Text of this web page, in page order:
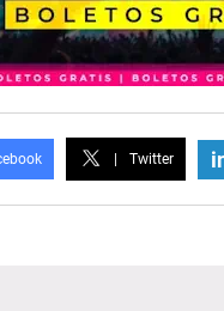
Twitter